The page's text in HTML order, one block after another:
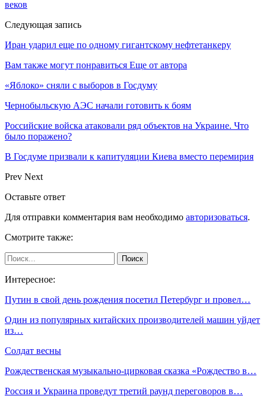
веков
Следующая запись
Иран ударил еще по одному гигантскому нефтетанкеру
Вам также могут понравиться Еще от автора
«Яблоко» сняли с выборов в Госдуму
Чернобыльскую АЭС начали готовить к боям
Российские войска атаковали ряд объектов на Украине. Что
было поражено?
В Госдуме призвали к капитуляции Киева вместо перемирия
Prev Next
Оставьте ответ
Для отправки комментария вам необходимо авторизоваться.
Смотрите также:
Интересное:
Путин в свой день рождения посетил Петербург и провел…
Один из популярных китайских производителей машин уйдет
из…
Солдат весны
Рождественская музыкально-цирковая сказка «Рождество в…
Россия и Украина проведут третий раунд переговоров в…